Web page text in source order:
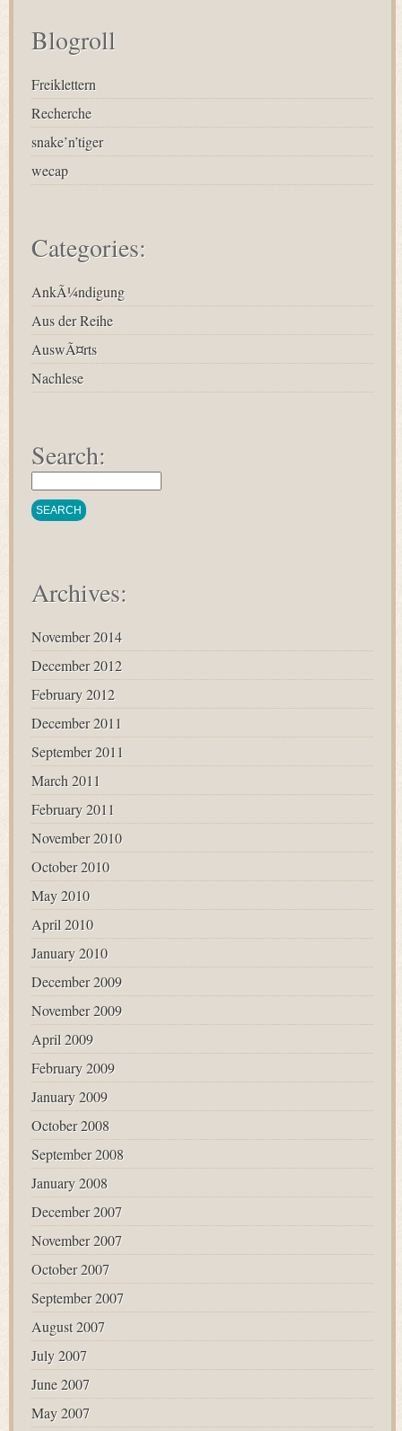
Blogroll
Freiklettern
Recherche
snake’n’tiger
wecap
Categories:
AnkÃ¼ndigung
Aus der Reihe
AuswÃ¤rts
Nachlese
Search:
Archives:
November 2014
December 2012
February 2012
December 2011
September 2011
March 2011
February 2011
November 2010
October 2010
May 2010
April 2010
January 2010
December 2009
November 2009
April 2009
February 2009
January 2009
October 2008
September 2008
January 2008
December 2007
November 2007
October 2007
September 2007
August 2007
July 2007
June 2007
May 2007